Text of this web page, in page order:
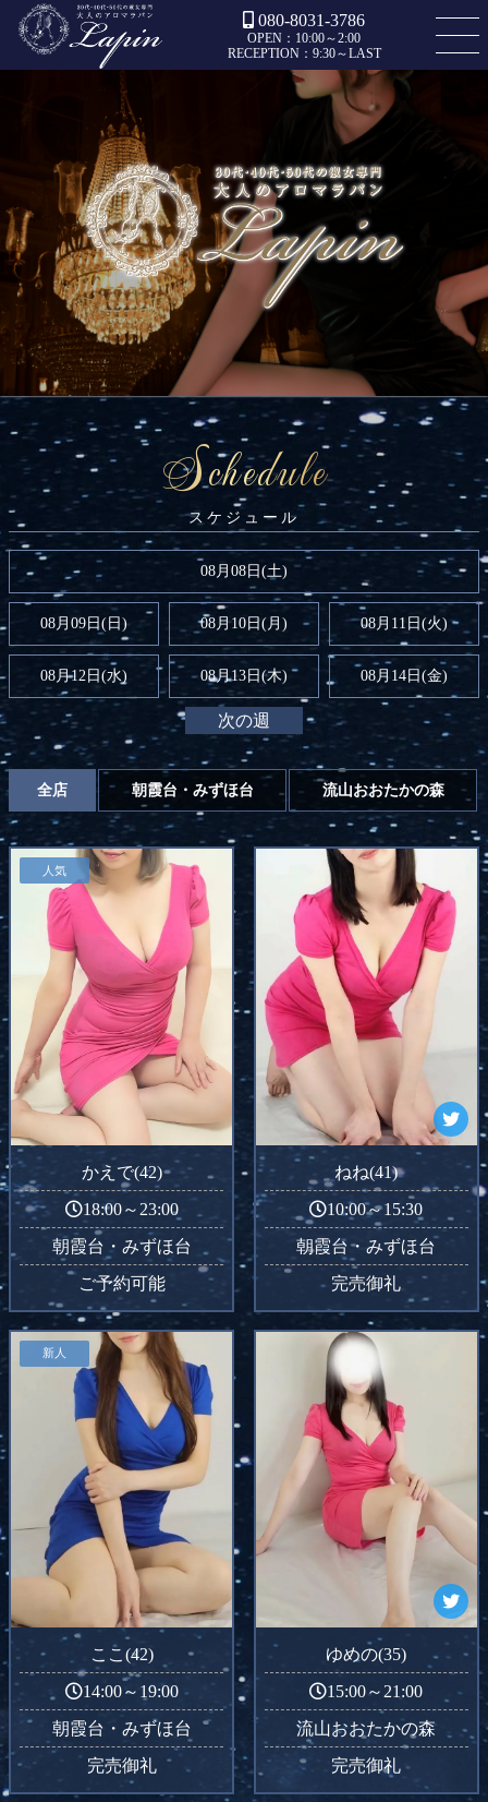
080-8031-3786
OPEN：10:00～2:00
RECEPTION：9:30～LAST
Schedule
08月08日(土)
08月09日( 日) 08月10日(月) 08月11日(火)
08月12日(水) 08月13日(木) 08月14日(金)
次の週
全店 朝霞台・みずほ台 流山おおたかの森
人気
かえで(42)
18:00～23:00
朝霞台・みずほ台
ご予約可能
ねね(41)
10:00～15:30
朝霞台・みずほ台
完売御礼
新人
ここ(42)
14:00～19:00
朝霞台・みずほ台
完売御礼
ゆめの(35)
15:00～21:00
流山おおたかの森
完売御礼